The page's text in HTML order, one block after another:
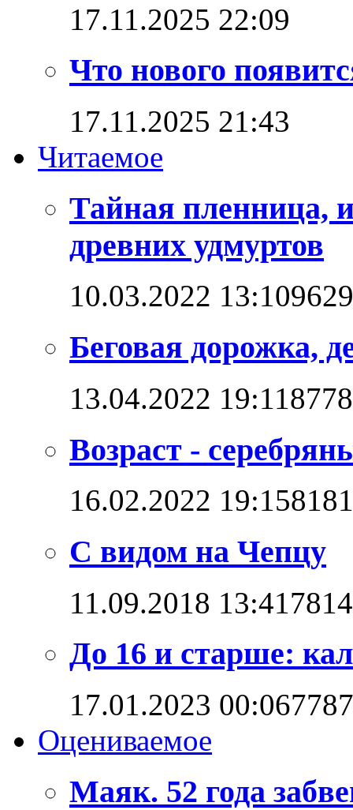
17.11.2025 22:09
Что нового
17.11.2025 21:43
Читаемое
Тайная пленница,
древних удмуртов
10.03.2022 13:109629
Беговая дорожка,
13.04.2022 19:118778
Возраст -
16.02.2022 19:158181
С видом на Чепцу
11.09.2018 13:417814
До 16 и старше:
17.01.2023 00:067787
Оцениваемое
Маяк. 52 года